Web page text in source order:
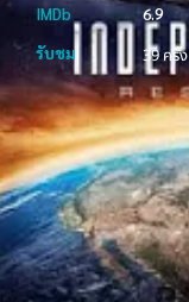
IMDb
6.9
รับชม
39 ครั้ง